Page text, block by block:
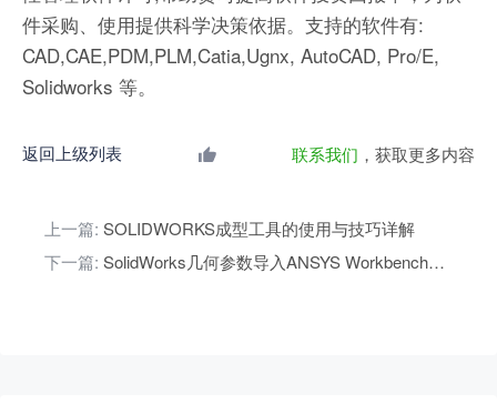
件采购、使用提供科学决策依据。支持的软件有:
CAD,CAE,PDM,PLM,Catia,Ugnx, AutoCAD, Pro/E,
Solidworks 等。
返回上级列表 联系我们 ，获取更多内容
上一篇: SOLIDWORKS成型工具的使用与技巧详解
下一篇:
SolidWorks几何参数导入ANSYS Workbench的详细步骤